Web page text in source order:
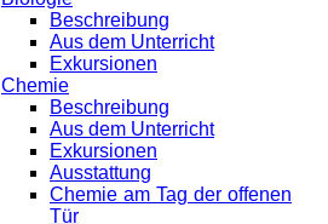
Beschreibung
Aus dem Unterricht
Exkursionen
Chemie
Beschreibung
Aus dem Unterricht
Exkursionen
Ausstattung
Chemie am Tag der offenen
Tür